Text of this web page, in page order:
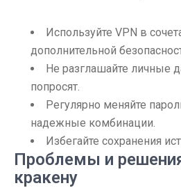
Используйте VPN в
дополнительной
Не разглашайте личные
попросят.
Регулярно меняйте
надежные комбинации.
Избегайте сохранения
Проблемы и
кракену